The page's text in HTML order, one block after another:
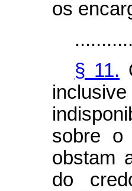
os
§ 11.
sobre o
obstam
do